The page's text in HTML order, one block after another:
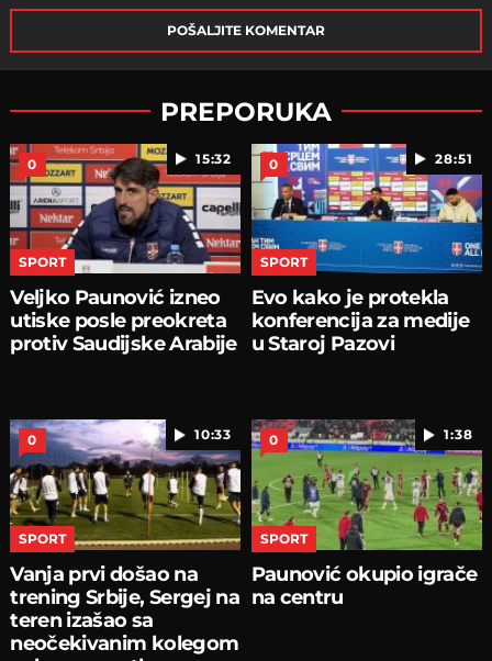
POŠALJITE KOMENTAR
PREPORUKA
15:32
0
SPORT
Veljko Paunović izneo
utiske posle preokreta
protiv Saudijske Arabije
28:51
0
SPORT
Evo kako je protekla
konferencija za medije
u Staroj Pazovi
10:33
0
SPORT
Vanja prvi došao na
trening Srbije, Sergej na
teren izašao sa
neočekivanim kolegom
1:38
0
SPORT
Paunović okupio igrače
na centru